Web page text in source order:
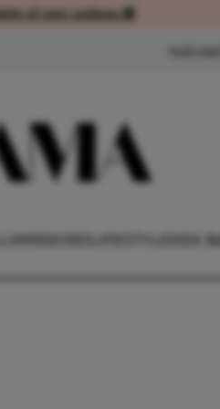
of met cadeau 🎁
Abonneer voordelig of met